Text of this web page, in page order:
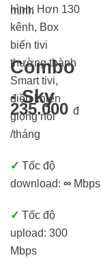
minh
hình: Hơn 130
kênh, Box
biến tivi
thường thành
Smart tivi,
điều khiển
giọng nói
Combo
- Sky
235.000 đ
/tháng
✓ Tốc độ
download: ∞ Mbps
✓ Tốc độ
upload: 300
Mbps